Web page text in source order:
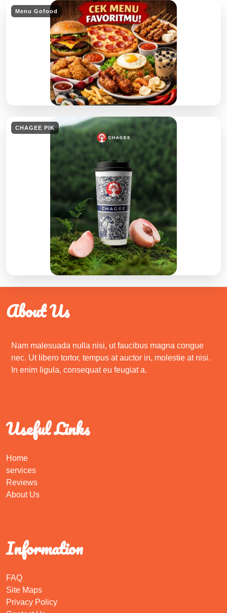
Menu Gofood
CHAGEE PIK
About Us
Nam malesuada nulla nisi, ut faucibus magna congue
nec. Ut libero tortor, tempus at auctor in, molestie at nisi.
In enim ligula, consequat eu feugiat a.
Useful Links
Home
services
Reviews
About Us
Information
FAQ
Site Maps
Privacy Policy